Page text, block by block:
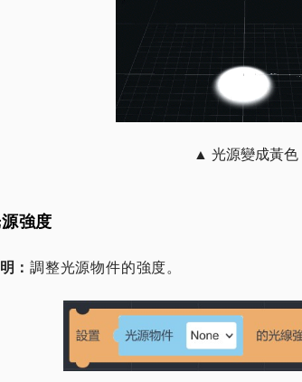
▲ 光源變成黃色
強度
： 調整光源物件的強度。